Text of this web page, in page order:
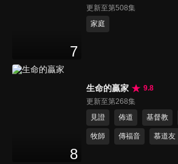
7
更新至第508集
家庭
8
生命的贏家
9.8
更新至第268集
見證
佈道 基督教
牧師 傳福音 慕道友